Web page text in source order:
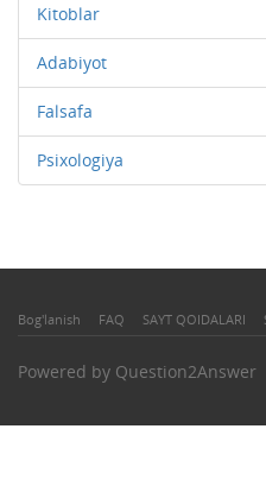
Kitoblar
Adabiyot
Falsafa
Psixologiya
Bog'lanish FAQ SAYT QOIDALARI
Powered by Question2Answer